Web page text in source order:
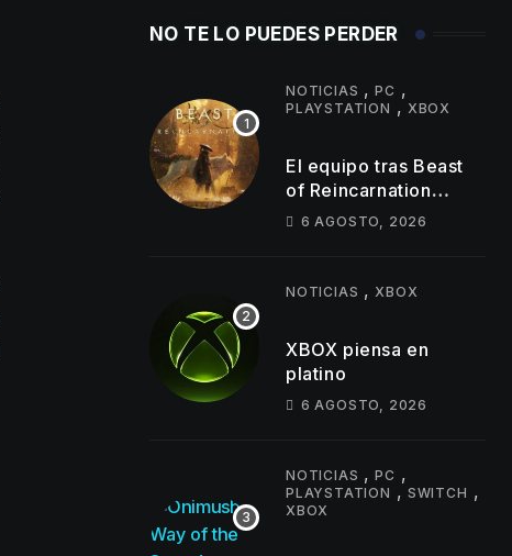
NO TE LO PUEDES PERDER
NOTICIAS ,PC ,
PLAYSTATION , XBOX
El equipo tras Beast
of Reincarnation
anuncia mejoras en su
llegarán
6 AGOSTO, 2026
NOTICIAS , XBOX
XBOX piensa en
platino
6 AGOSTO, 2026
NOTICIAS ,PC ,
PLAYSTATION , SWITCH ,
XBOX